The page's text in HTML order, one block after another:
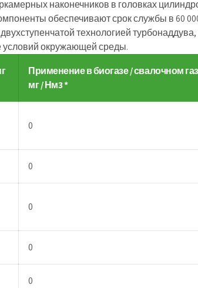
наконечников в головках
обеспечивают срок службы в 60
технологией
условий окружающей среды.
Применение в биогазе / свалочном
мг / Нм3 *
0
0
0
0
0